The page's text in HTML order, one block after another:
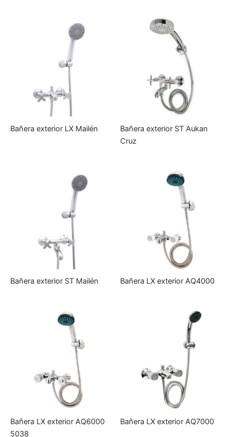
Bañera exterior LX Mailén
Bañera exterior ST Aukan
Cruz
Bañera exterior ST Mailén Bañera LX exterior AQ4000
Bañera LX exterior AQ6000
5038
Bañera LX exterior AQ7000